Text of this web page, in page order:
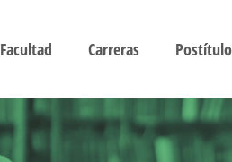
Facultad Carreras